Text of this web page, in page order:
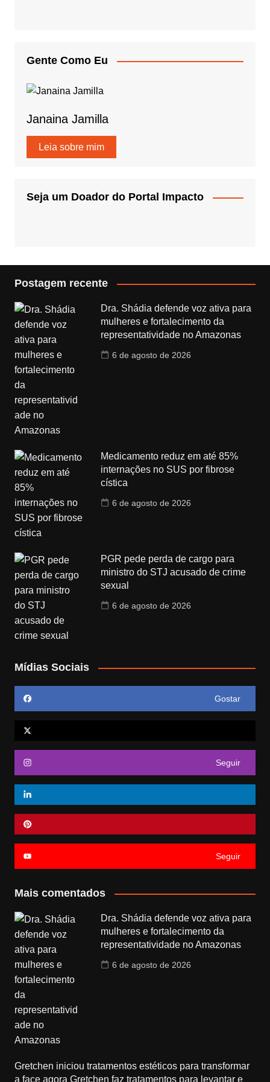
Gente Como Eu
Janaina Jamilla
Leia sobre mim
Seja um Doador do Portal Impacto
Postagem recente
Dra. Shádia defende voz ativa para
mulheres e fortalecimento da
representatividade no Amazonas
6 de agosto de 2026
Medicamento reduz em até 85%
internações no SUS por fibrose
cística
6 de agosto de 2026
PGR pede perda de cargo para
ministro do STJ acusado de crime
sexual
6 de agosto de 2026
Mídias Sociais
Gostar
Seguir
Seguir
Mais comentados
Dra. Shádia defende voz ativa para
mulheres e fortalecimento da
representatividade no Amazonas
6 de agosto de 2026
Gretchen iniciou tratamentos estéticos para transformar
a face agora Gretchen faz tratamentos para levantar e